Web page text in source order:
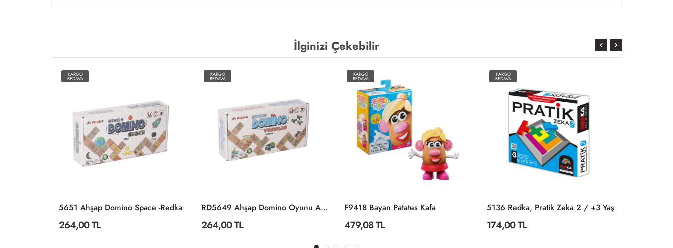
İlginizi Çekebilir
KARGO
BEDAVA
5651 Ahşap Domino Space -Redka
264,00 TL
KARGO
BEDAVA
RD5649 Ahşap Domino Oyunu Araçlar -Redka
264,00 TL
KARGO
BEDAVA
F9418 Bayan Patates Kafa
479,08 TL
KARGO
BEDAVA
5136 Redka, Pratik Zeka 2 / +3 Yaş
174,00 TL